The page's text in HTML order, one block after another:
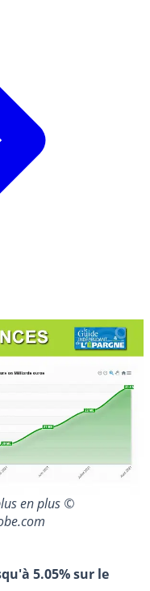
en plus ©
5.05% sur le